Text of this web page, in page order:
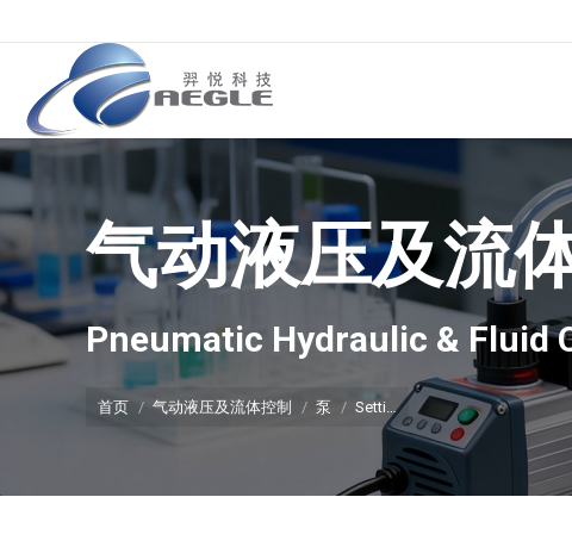
气动液压及流
Pneumatic Hydraulic & Fluid
你在这里：
首页 气动液压及流体控制 泵 Setti…